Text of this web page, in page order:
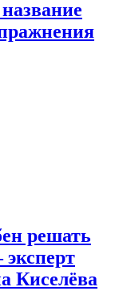
решать
Киселёва